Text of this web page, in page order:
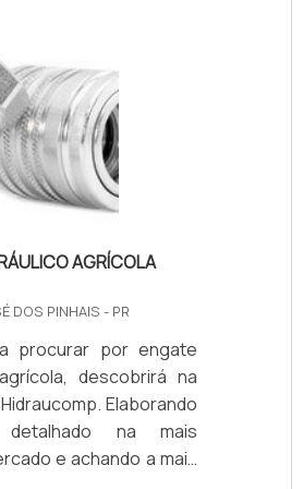
flexível inox preço na
internet na tentativa de
da média. Porém
AGRÍCOLA
DOS PINHAIS - PR
procurar por engate
descobrirá na
Elaborando
na mais
e achando a mais